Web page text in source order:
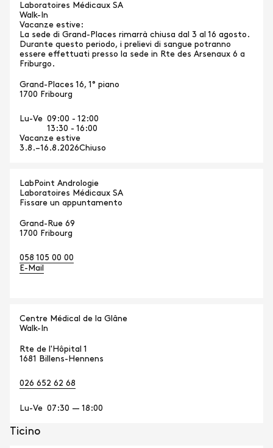
Laboratoires Médicaux SA
Walk-In
Vacanze estive:
La sede di Grand-Places rimarrà chiusa dal 3 al 16 agosto.
Durante questo periodo, i prelievi di sangue potranno
essere effettuati presso la sede in Rte des Arsenaux 6 a
Friburgo.
Grand-Places 16, 1° piano
1700 Fribourg
Lu-Ve 09:00 - 12:00
13:30 - 16:00
Vacanze estive
3.8.–16.8.2026Chiuso
LabPoint Andrologie
Laboratoires Médicaux SA
Fissare un appuntamento
Grand-Rue 69
1700 Fribourg
058 105 00 00
E-Mail
Centre Médical de la Glâne
Walk-In
Rte de l'Hôpital 1
1681 Billens-Hennens
026 652 62 68
Lu-Ve 07:30 — 18:00
Ticino